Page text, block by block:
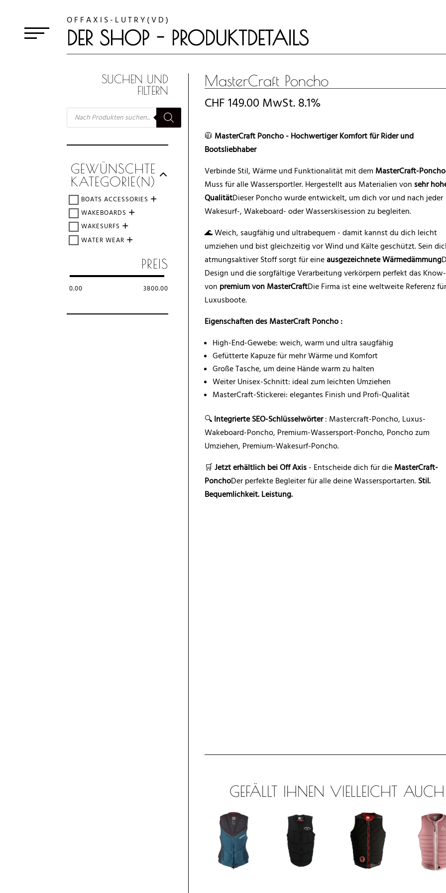
O F F A X I S - L U T R Y ( V D )
DER SHOP - PRODUKTDETAILS
SUCHEN UND
FILTERN
SUCHE
NACH
GEWÜNSCHTE
KATEGORIE(N)
BOATS ACCESSORIES
WAKEBOARDS
WAKESURFS
WATER WEAR
PREIS
0.00 3800.00
MasterCraft Poncho
CHF 149.00 MwSt. 8.1%
🧥 MasterCraft Poncho - Hochwertiger Komfort für Rider und
Bootsliebhaber
Verbinde Stil, Wärme und Funktionalität mit dem MasterCraft-Poncho
Muss für alle Wassersportler. Hergestellt aus Materialien von sehr
QualitätDieser Poncho wurde entwickelt, um dich vor und nach jeder
Wakesurf-, Wakeboard- oder Wasserskisession zu begleiten.
🌊 Weich, saugfähig und ultrabequem - damit kannst du dich leicht
umziehen und bist gleichzeitig vor Wind und Kälte geschützt. Sein
atmungsaktiver Stoff sorgt für eineausgezeichnete Wärmedämmung
Design und die sorgfältige Verarbeitung verkörpern perfekt das
von premium von MasterCraftDie Firma ist eine weltweite Referenz für
Luxusboote.
Eigenschaften des MasterCraft Poncho :
High-End-Gewebe: weich, warm und ultra saugfähig
Gefütterte Kapuze für mehr Wärme und Komfort
Große Tasche, um deine Hände warm zu halten
Weiter Unisex-Schnitt: ideal zum leichten Umziehen
MasterCraft-Stickerei: elegantes Finish und Profi-Qualität
🔍 Integrierte SEO-Schlüsselwörter: Mastercraft-Poncho, Luxus-
Wakeboard-Poncho, Premium-Wassersport-Poncho, Poncho zum
Umziehen, Premium-Wakesurf-Poncho.
🛒Jetzt erhältlich bei Off Axis - Entscheide dich für die MasterCraft-
PonchoDer perfekte Begleiter für alle deine Wassersportarten. Stil.
Bequemlichkeit. Leistung.
GEFÄLLT IHNEN VIELLEICHT AUCH